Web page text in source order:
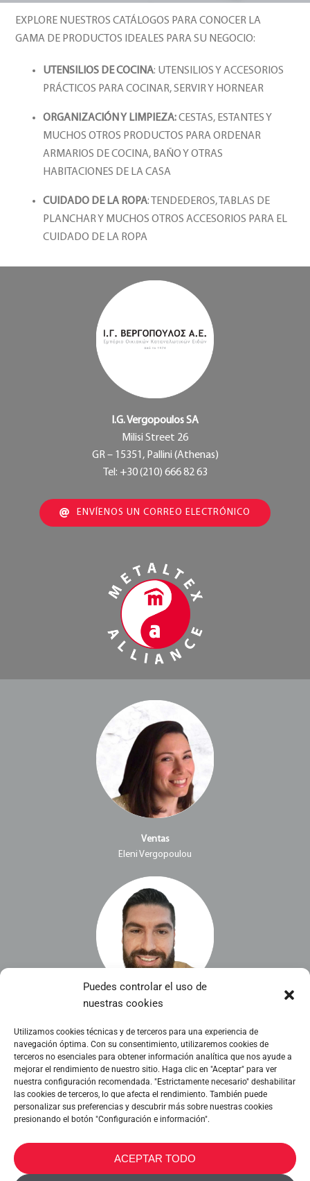
Puedes controlar el uso de
nuestras cookies
Utilizamos cookies técnicas y de terceros para una experiencia de
navegación óptima. Con su consentimiento, utilizaremos cookies de
terceros no esenciales para obtener información analítica que nos ayude a
mejorar el rendimiento de nuestro sitio. Haga clic en "Aceptar" para ver
nuestra configuración recomendada. "Estrictamente necesario" deshabilitar
las cookies de terceros, lo que afecta el rendimiento. También puede
personalizar sus preferencias y descubrir más sobre nuestras cookies
presionando el botón "Configuración e información".
ACEPTAR TODO
EXPLORE NUESTROS CATÁLOGOS PARA CONOCER LA
GAMA DE PRODUCTOS IDEALES PARA SU NEGOCIO:
UTENSILIOS DE COCINA: UTENSILIOS Y ACCESORIOS
PRÁCTICOS PARA COCINAR, SERVIR Y HORNEAR
ORGANIZACIÓN Y LIMPIEZA:CESTAS, ESTANTES Y
MUCHOS OTROS PRODUCTOS PARA ORDENAR
ARMARIOS DE COCINA, BAÑO Y OTRAS
HABITACIONES DE LA CASA
CUIDADO DE LA ROPA: TENDEDEROS, TABLAS DE
PLANCHAR Y MUCHOS OTROS ACCESORIOS PARA EL
CUIDADO DE LA ROPA
I.G. Vergopoulos SA
Milisi Street 26
GR – 15351, Pallini (Athenas)
Tel: +30 (210) 666 82 63
ENVÍENOS UN CORREO ELECTRÓNICO
Ventas
Eleni Vergopoulou
Yiorgos Vergopoulos
METALTEX SA © 2023 Powered by Ticyweb